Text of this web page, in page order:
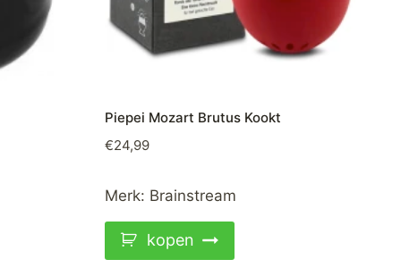
Piepei Mozart Brutus Kookt
€24,99
Merk: Brainstream
kopen